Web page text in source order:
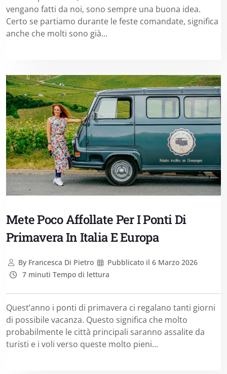
vengano fatti da noi, sono sempre una buona idea.
Certo se partiamo durante le feste comandate, significa
anche che molti sono già...
Mete Poco Affollate Per I Ponti Di
Primavera In Italia E Europa
ByFrancesca Di Pietro Pubblicato il 6 Marzo 2026
7 minuti Tempo di lettura
Quest’anno i ponti di primavera ci regalano tanti giorni
di possibile vacanza. Questo significa che molto
probabilmente le città principali saranno assalite da
turisti e i voli verso queste molto pieni...